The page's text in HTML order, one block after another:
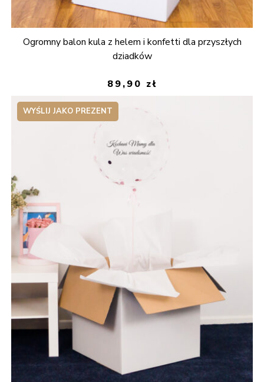
Ogromny balon kula z helem i konfetti dla przyszłych
dziadków
89,90 zł
WYŚLIJ JAKO PREZENT